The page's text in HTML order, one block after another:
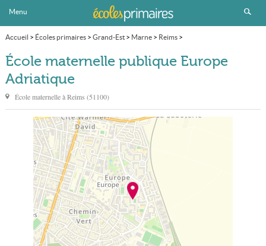
Menu
Accueil > Écoles primaires> Grand-Est> Marne> Reims>
École maternelle publique Europe Adriatique
École maternelle publique Europe
Adriatique
École maternelle àReims (51100)